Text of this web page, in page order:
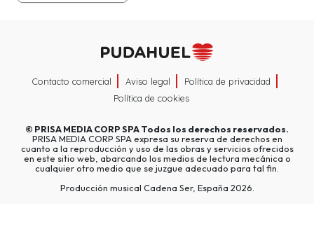
Contacto comercial Aviso legal
Política de privacidad
Política de cookies
© PRISA MEDIA CORP SPATodos los derechos reservados.
PRISA MEDIA CORP SPA expresa su reserva de derechos en
cuanto a la reproducción y uso de las obras y servicios ofrecidos
en este sitio web, abarcando los medios de lectura mecánica o
cualquier otro medio que se juzgue adecuado para tal fin.
Producción musical Cadena Ser, España 2026.